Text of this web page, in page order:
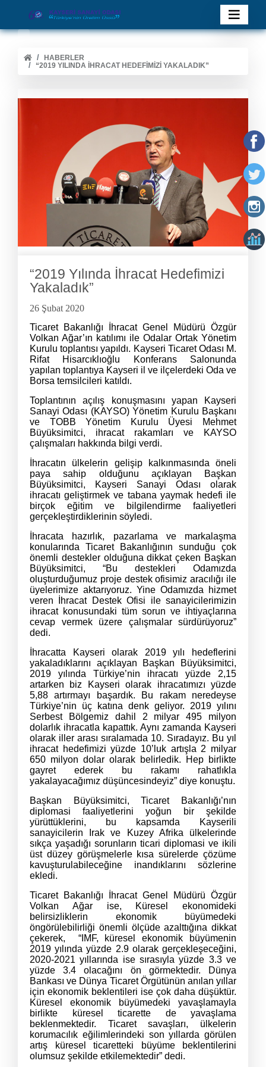
HABERLER
“2019 YILINDA İHRACAT HEDEFIMIZI YAKALADIK”
“2019 Yılında İhracat Hedefimizi
Yakaladık”
26 Şubat 2020
Ticaret Bakanlığı İhracat Genel Müdürü Özgür
Volkan Ağar’ın katılımı ile Odalar Ortak Yönetim
Kurulu toplantısı yapıldı. Kayseri Ticaret Odası M.
Rifat Hisarcıklıoğlu Konferans Salonunda
yapılan toplantıya Kayseri il ve ilçelerdeki Oda ve
Borsa temsilcileri katıldı.
Toplantının açılış konuşmasını yapan Kayseri
Sanayi Odası (KAYSO) Yönetim Kurulu Başkanı
ve TOBB Yönetim Kurulu Üyesi Mehmet
Büyüksimitci, ihracat rakamları ve KAYSO
çalışmaları hakkında bilgi verdi.
İhracatın ülkelerin gelişip kalkınmasında öneli
paya sahip olduğunu açıklayan Başkan
Büyüksimitci, Kayseri Sanayi Odası olarak
ihracatı geliştirmek ve tabana yaymak hedefi ile
birçok eğitim ve bilgilendirme faaliyetleri
gerçekleştirdiklerinin söyledi.
İhracata hazırlık, pazarlama ve markalaşma
konularında Ticaret Bakanlığının sunduğu çok
önemli destekler olduğuna dikkat çeken Başkan
Büyüksimitci, “Bu destekleri Odamızda
oluşturduğumuz proje destek ofisimiz aracılığı ile
üyelerimize aktarıyoruz. Yine Odamızda hizmet
veren İhracat Destek Ofisi ile sanayicilerimizin
ihracat konusundaki tüm sorun ve ihtiyaçlarına
cevap vermek üzere çalışmalar sürdürüyoruz”
dedi.
İhracatta Kayseri olarak 2019 yılı hedeflerini
yakaladıklarını açıklayan Başkan Büyüksimitci,
2019 yılında Türkiye’nin ihracatı yüzde 2,15
artarken biz Kayseri olarak ihracatımızı yüzde
5,88 artırmayı başardık. Bu rakam neredeyse
Türkiye’nin üç katına denk geliyor. 2019 yılını
Serbest Bölgemiz dahil 2 milyar 495 milyon
dolarlık ihracatla kapattık. Aynı zamanda Kayseri
olarak iller arası sıralamada 10. Sıradayız. Bu yıl
ihracat hedefimizi yüzde 10’luk artışla 2 milyar
650 milyon dolar olarak belirledik. Hep birlikte
gayret ederek bu rakamı rahatlıkla
yakalayacağımız düşüncesindeyiz” diye konuştu.
Başkan Büyüksimitci, Ticaret Bakanlığı’nın
diplomasi faaliyetlerini yoğun bir şekilde
yürüttüklerini, bu kapsamda Kayserili
sanayicilerin Irak ve Kuzey Afrika ülkelerinde
sıkça yaşadığı sorunların ticari diplomasi ve ikili
üst düzey görüşmelerle kısa sürelerde çözüme
kavuşturulabileceğine inandıklarını sözlerine
ekledi.
Ticaret Bakanlığı İhracat Genel Müdürü Özgür
Volkan Ağar ise, Küresel ekonomideki
belirsizliklerin ekonomik büyümedeki
öngörülebilirliği önemli ölçüde azalttığına dikkat
çekerek, “IMF, küresel ekonomik büyümenin
2019 yılında yüzde 2.9 olarak gerçekleşeceğini,
2020-2021 yıllarında ise sırasıyla yüzde 3.3 ve
yüzde 3.4 olacağını ön görmektedir. Dünya
Bankası ve Dünya Ticaret Örgütünün anılan yıllar
için ekonomik beklentileri ise çok daha düşüktür.
Küresel ekonomik büyümedeki yavaşlamayla
birlikte küresel ticarette de yavaşlama
beklenmektedir. Ticaret savaşları, ülkelerin
korumacılık eğilimlerindeki son yıllarda görülen
artış küresel ticaretteki büyüme beklentilerini
olumsuz şekilde etkilemektedir” dedi.